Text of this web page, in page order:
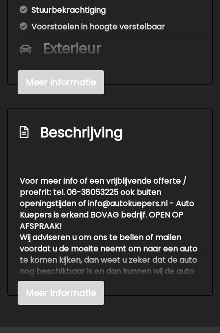
Stuurbekrachtiging
Voorstoelen in hoogte verstelbaar
Exterieur
Achterruit apart te openen
Buitenspiegels elektrisch verstelbaar
afstandsbediening
Mistlampen voor
Overige
Anti blokkeer systeem
Anti doorslip regeling
Bestuurdersairbag
Elektronisch stabiliteits programma
Hoofd airbag(s) voor
Passagiersairbag
Meer informatie
Beschrijving
Voor meer info of een vrijblijvende offerte /
proefrit: tel. 06-38053225 ook buiten
openingstijden of info@autokuepers.nl - Auto
Kuepers is erkend BOVAG bedrijf. OPEN OP
AFSPRAAK!
Wij adviseren u om ons te bellen of mailen
voordat u de moeite neemt om naar een auto
te komen kijken, dan weet u zeker dat de auto
nog beschikbaar is en dan kunnen wij de auto
klaarzetten voor een vrijblijvende testrit.
Voor meer en betere foto's kijk op de
Meer informatie